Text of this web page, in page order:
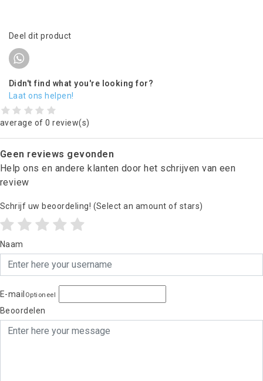
Deel dit product
Didn't find what you're looking for?
Laat ons helpen!
average of 0 review(s)
Geen reviews gevonden
Help ons en andere klanten door het schrijven van een
review
Schrijf uw beoordeling! (Select an amount of stars)
Naam
E-mail Optioneel
Beoordelen